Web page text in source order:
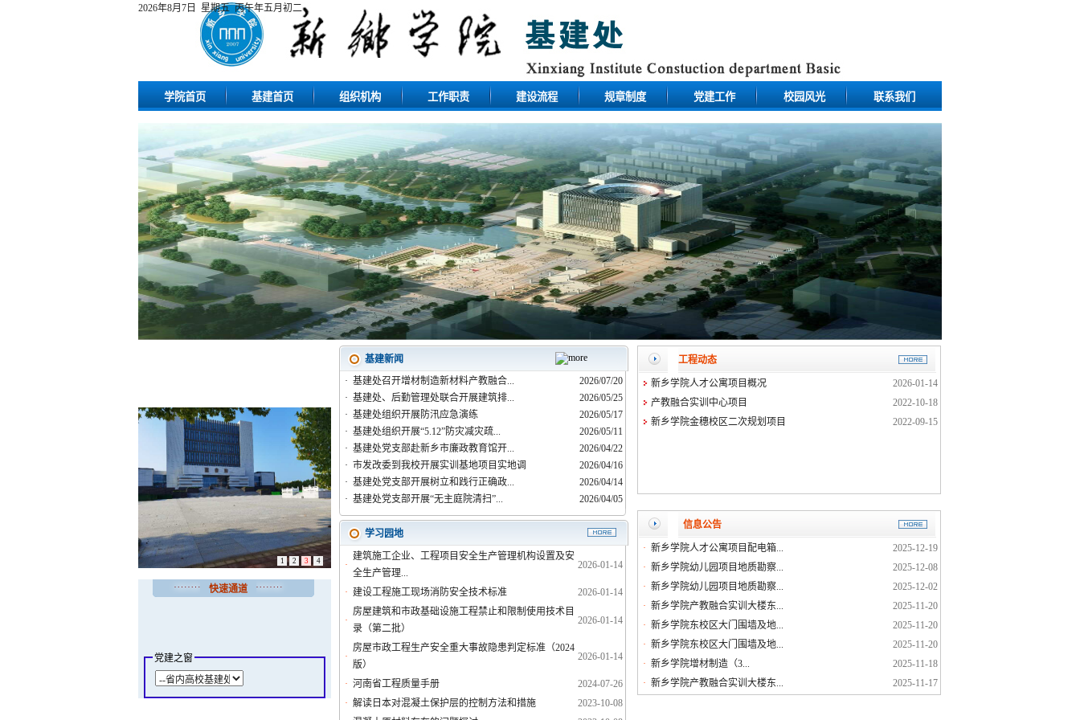
2026年8月7日 星期五 丙午年五月初二
学院首页 基建首页 组织机构 工作职责 建设流程 规章制度 党建工作 校园风光 联系我们
1 2 3 4
快速通道
党建之窗
基建新闻
· 基建处召开增材制造新材料产教融合...
2026/07/20
· 基建处、后勤管理处联合开展建筑排...
2026/05/25
· 基建处组织开展防汛应急演练
2026/05/17
· 基建处组织开展“5.12”防灾减灾疏...
2026/05/11
· 基建处党支部赴新乡市廉政教育馆开...
2026/04/22
· 市发改委到我校开展实训基地项目实地调
2026/04/16
· 基建处党支部开展树立和践行正确政...
2026/04/14
· 基建处党支部开展“无主庭院清扫”... 2026/04/05
学习园地
·
建筑施工企业、工程项目安全生产管理机构设置及安
全生产管理...
2026-01-14
· 建设工程施工现场消防安全技术标准 2026-01-14
·
房屋建筑和市政基础设施工程禁止和限制使用技术目
录（第二批）
2026-01-14
·
房屋市政工程生产安全重大事故隐患判定标准（2024
版）
2026-01-14
· 河南省工程质量手册
2024-07-26
· 解读日本对混凝土保护层的控制方法和措施
2023-10-08
工程动态
新乡学院人才公寓项目概况
2026-01-14
产教融合实训中心项目
2022-10-18
新乡学院金穗校区二次规划项目
2022-09-15
信息公告
· 新乡学院人才公寓项目配电箱...
2025-12-19
· 新乡学院幼儿园项目地质勘察...
2025-12-08
· 新乡学院幼儿园项目地质勘察...
2025-12-02
· 新乡学院产教融合实训大楼东...
2025-11-20
· 新乡学院东校区大门围墙及地...
2025-11-20
· 新乡学院东校区大门围墙及地...
2025-11-20
· 新乡学院​​​​增材制造（3...
2025-11-18
· 新乡学院产教融合实训大楼东... 2025-11-17